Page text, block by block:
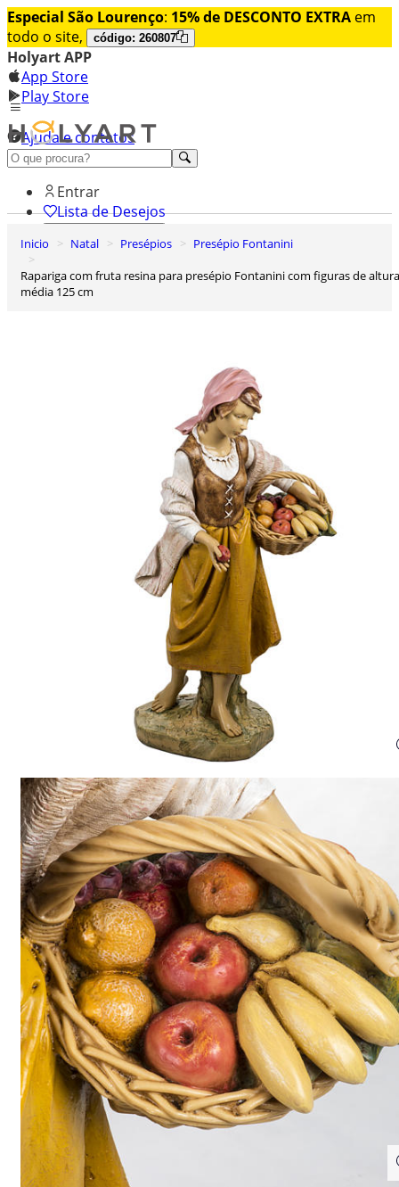
Especial São Lourenço: 15% de DESCONTO EXTRA em
todo o site,
código: 260807
Holyart APP
App Store
Play Store
Ajuda e contatos
Conheça premium
Entrar
Lista de Desejos
Inicio Natal Presépios
Presépio Fontanini
Rapariga com fruta resina para presépio Fontanini com figuras de altura
média 125 cm